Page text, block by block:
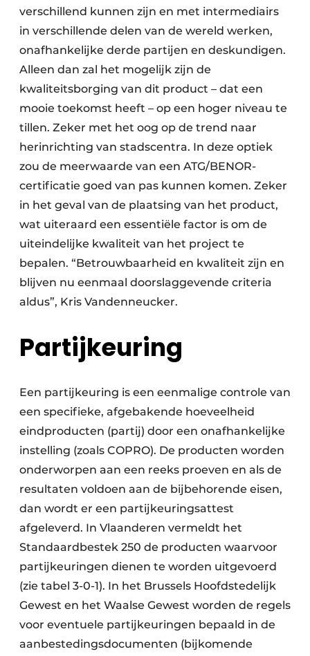
verschillend kunnen zijn en met intermediairs
in verschillende delen van de wereld werken,
onafhankelijke derde partijen en deskundigen.
Alleen dan zal het mogelijk zijn de
kwaliteitsborging van dit product – dat een
mooie toekomst heeft – op een hoger niveau te
tillen. Zeker met het oog op de trend naar
herinrichting van stadscentra. In deze optiek
zou de meerwaarde van een ATG/BENOR-
certificatie goed van pas kunnen komen. Zeker
in het geval van de plaatsing van het product,
wat uiteraard een essentiële factor is om de
uiteindelijke kwaliteit van het project te
bepalen. “Betrouwbaarheid en kwaliteit zijn en
blijven nu eenmaal doorslaggevende criteria
aldus”, Kris Vandenneucker.
Partijkeuring
Een partijkeuring is een eenmalige controle van
een specifieke, afgebakende hoeveelheid
eindproducten (partij) door een onafhankelijke
instelling (zoals COPRO). De producten worden
onderworpen aan een reeks proeven en als de
resultaten voldoen aan de bijbehorende eisen,
dan wordt er een partijkeuringsattest
afgeleverd. In Vlaanderen vermeldt het
Standaardbestek 250 de producten waarvoor
partijkeuringen dienen te worden uitgevoerd
(zie tabel 3-0-1). In het Brussels Hoofdstedelijk
Gewest en het Waalse Gewest worden de regels
voor eventuele partijkeuringen bepaald in de
aanbestedingsdocumenten (bijkomende